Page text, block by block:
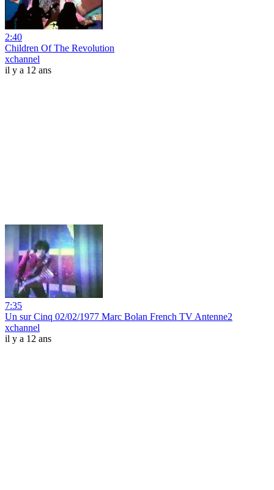
2:40
Children Of The Revolution
xchannel
il y a 12 ans
7:35
Un sur Cinq 02/02/1977 Marc Bolan French TV Antenne2
xchannel
il y a 12 ans